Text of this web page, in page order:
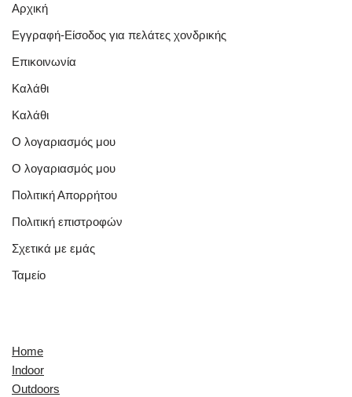
Αρχική
Εγγραφή-Είσοδος για πελάτες χονδρικής
Επικοινωνία
Καλάθι
Καλάθι
Ο λογαριασμός μου
Ο λογαριασμός μου
Πολιτική Απορρήτου
Πολιτική επιστροφών
Σχετικά με εμάς
Ταμείο
Home
Indoor
Outdoors